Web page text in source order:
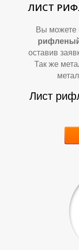
ЛИСТ
Вы можете
оставив
Так же
Лист